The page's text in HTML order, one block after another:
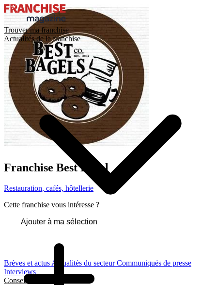
Trouver ma franchise
Actualités de la franchise
Brèves et actus Actualités du secteurCommuniqués de presse
Interviews
Conseils et Guides
Franchise Best Bagel
Restauration, cafés, hôtellerie
Cette franchise vous intéresse ?
Ajouter à ma sélection